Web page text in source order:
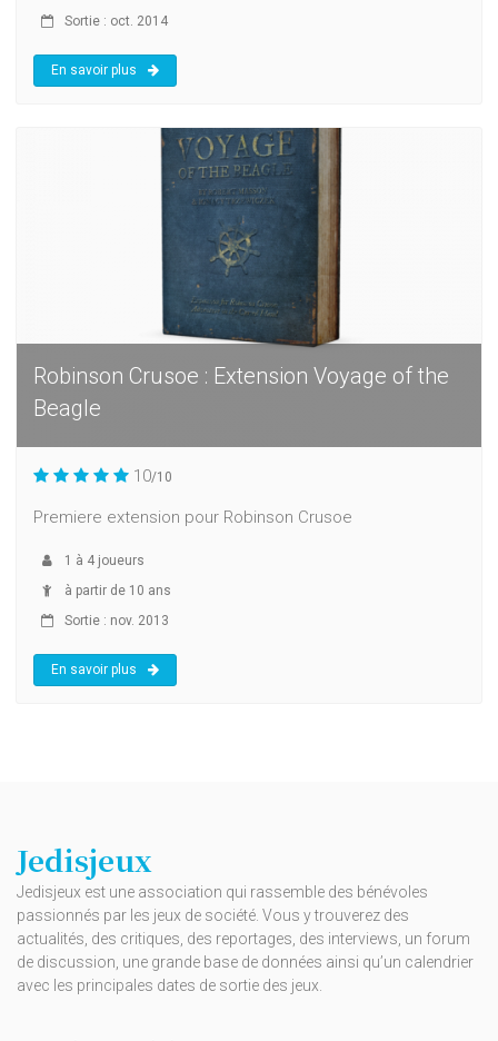
Sortie : oct. 2014
En savoir plus
Robinson Crusoe : Extension Voyage of the
Beagle
10/10
Premiere extension pour Robinson Crusoe
1 à 4 joueurs
à partir de 10 ans
Sortie : nov. 2013
En savoir plus
Jedisjeux
Jedisjeux est une association qui rassemble des bénévoles
passionnés par les jeux de société. Vous y trouverez des
actualités, des critiques, des reportages, des interviews, un forum
de discussion, une grande base de données ainsi qu’un calendrier
avec les principales dates de sortie des jeux.